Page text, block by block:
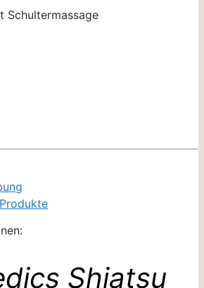
Schultermassage
Shiatsu